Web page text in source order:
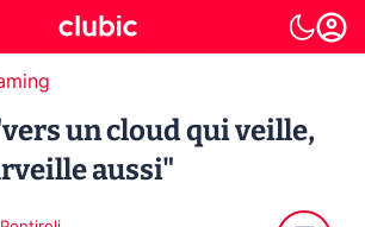
un cloud qui veille,
aussi"